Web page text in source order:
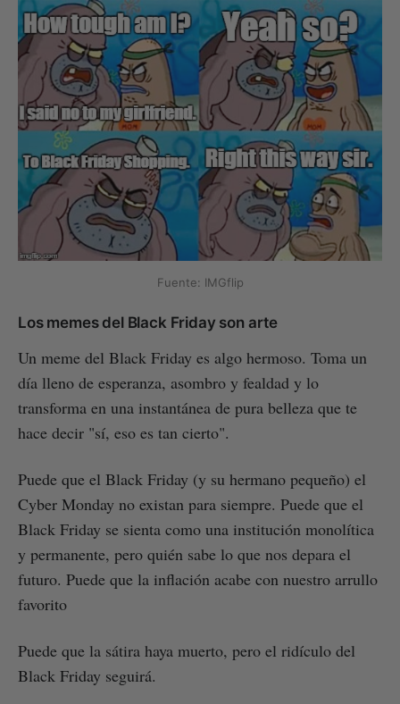
Fuente: IMGflip
Los memes del Black Friday son arte
Un meme del Black Friday es algo hermoso. Toma un
día lleno de esperanza, asombro y fealdad y lo
transforma en una instantánea de pura belleza que te
hace decir "sí, eso es tan cierto".
Puede que el Black Friday (y su hermano pequeño) el
Cyber Monday no existan para siempre. Puede que el
Black Friday se sienta como una institución monolítica
y permanente, pero quién sabe lo que nos depara el
futuro. Puede que la inflación acabe con nuestro arrullo
favorito
Puede que la sátira haya muerto, pero el ridículo del
Black Friday seguirá.